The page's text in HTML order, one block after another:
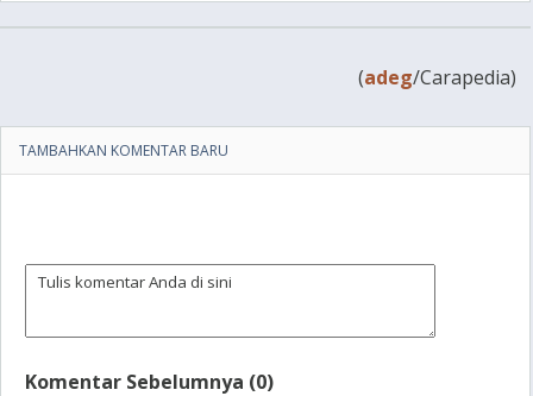
(adeg/Carapedia)
TAMBAHKAN KOMENTAR BARU
Komentar Sebelumnya (0)